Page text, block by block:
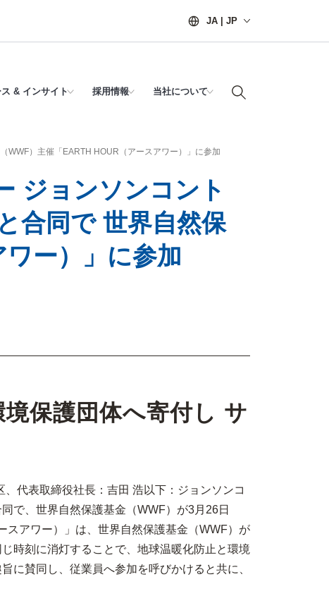
JA | JP
ス & インサイト 採用情報 当社について
WWF）主催「EARTH HOUR（アースアワー）」に参加
ジョンソンコント
合同で 世界自然保
ー）」に参加
保護団体へ寄付し サ
代表取締役社長：吉田 浩以下：ジョンソンコ
で、世界自然保護基金（WWF）が3月26日
スアワー）」は、世界自然保護基金（WWF）が
時刻に消灯することで、地球温暖化防止と環境
に賛同し、従業員へ参加を呼びかけると共に、